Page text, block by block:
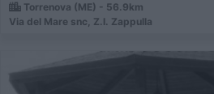
Torrenova (ME) - 56.9km
Via del Mare snc, Z.I. Zappulla